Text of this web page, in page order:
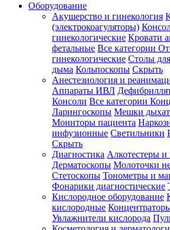
Оборудование
Акушерство и гинекология
(электрокоагуляторы)
гинекологические Кровати
фетальные Все категории
гинекологические Столы
дыма Кольпоскопы Скрыть
Анестезиология и
Аппараты ИВЛ
Консоли Все категории
Ларингоскопы Мешки
Мониторы пациента
инфузионные Светильники
Скрыть
Диагностика Алкотестеры
Дерматоскопы Молоточки
Стетоскопы Тонометры и
Фонарики диагностические
Кислородное оборудование
кислородные
Увлажнители кислорода